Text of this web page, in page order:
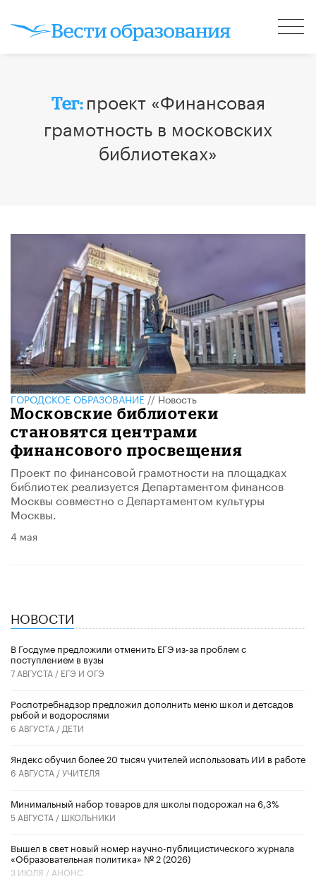
Тег: проект «Финансовая
грамотность в московских
библиотеках»
ГОРОДСКОЕ ОБРАЗОВАНИЕ//Новость
Московские библиотеки
становятся центрами
финансового просвещения
Проект по финансовой грамотности на площадках
библиотек реализуется Департаментом финансов
Москвы совместно с Департаментом культуры
Москвы.
4 мая
НОВОСТИ
В Госдуме предложили отменить ЕГЭ из-за проблем с
поступлением в вузы
7 АВГУСТА / ЕГЭ И ОГЭ
Роспотребнадзор предложил дополнить меню школ и детсадов
рыбой и водорослями
6 АВГУСТА / ДЕТИ
​Яндекс обучил более 20 тысяч учителей использовать ИИ в работе
6 АВГУСТА /УЧИТЕЛЯ
Минимальный набор товаров для школы подорожал на 6,3%
5 АВГУСТА / ШКОЛЬНИКИ
Вышел в свет новый номер научно-публицистического журнала
«Образовательная политика» № 2 (2026)
3 ИЮЛЯ / АНОНС